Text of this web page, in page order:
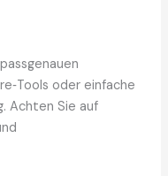
oder einfache
Achten Sie auf